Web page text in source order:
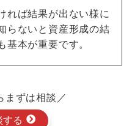
れば結果が出ない様に
らないと資産形成の結
基本が重要です。
まずは相談／
する